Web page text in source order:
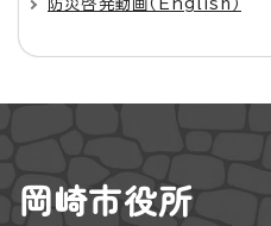
防災啓発動画（English）
岡崎市役所